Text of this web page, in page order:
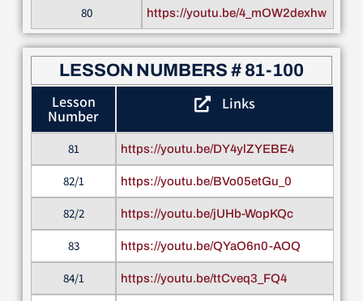
80 https://youtu.be/4_mOW2dexhw
LESSON NUMBERS # 81-100
Lesson
Number
Links
81 https://youtu.be/DY4ylZYEBE4
82/1 https://youtu.be/BVo05etGu_0
82/2 https://youtu.be/jUHb-WopKQc
83 https://youtu.be/QYaO6n0-AOQ
84/1 https://youtu.be/ttCveq3_FQ4